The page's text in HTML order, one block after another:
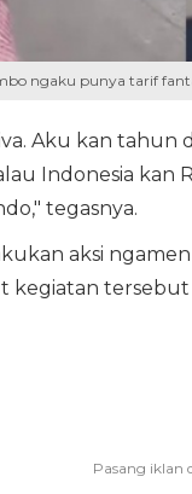
ngaku punya tarif
Aku kan tahun
Indonesia kan
tegasnya.
aksi
kegiatan